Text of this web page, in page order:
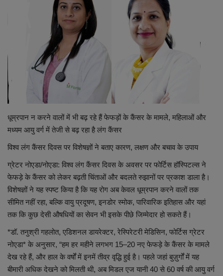
स्वास्थ्य
व्यापार
रोजगार
NEWS
वीडियो
टेक वर्ल्ड
लाइफस्टाइल
Our Team
धूम्रपान न करने वालों में भी बढ़ रहे हैं फेफड़ों के कैंसर के मामले, महिलाओं और
मध्यम आयु वर्ग में तेजी से बढ़ रहा है लंग कैंसर
विश्व लंग कैंसर दिवस पर विशेषज्ञों ने बताए कारण, लक्षण और बचाव के उपाय
ग्रेटर नोएडा/नोएडा: विश्व लंग कैंसर दिवस के अवसर पर फोर्टिस हॉस्पिटल्स ने
फेफड़े के कैंसर को लेकर बढ़ती चिंताओं और बदलते रुझानों पर प्रकाश डाला है।
विशेषज्ञों ने यह स्पष्ट किया है कि यह रोग अब केवल धूम्रपान करने वालों तक
सीमित नहीं रहा, बल्कि वायु प्रदूषण, इनडोर स्मोक, पारिवारिक इतिहास और यहां
तक कि कुछ देसी औषधियों का सेवन भी इसके पीछे जिम्मेदार हो सकते हैं।
*डॉ. तनुश्री गहलोत, एडिशनल डायरेक्टर, रेस्पिरेटरी मेडिसिन, फोर्टिस ग्रेटर
नोएडा* के अनुसार, “हम हर महीने लगभग 15–20 नए फेफड़े के कैंसर के मामले
देख रहे हैं, और हाल के वर्षों में इनमें तीव्र वृद्धि हुई है। पहले जहां बुज़ुर्गों में यह
बीमारी अधिक देखने को मिलती थी, अब मिडल एज यानी 40 से 60 वर्ष की आयु वर्ग